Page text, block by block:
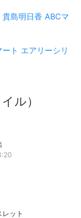
貴島明日香 ABCマ
ト エアリーシリ
ル）
ット